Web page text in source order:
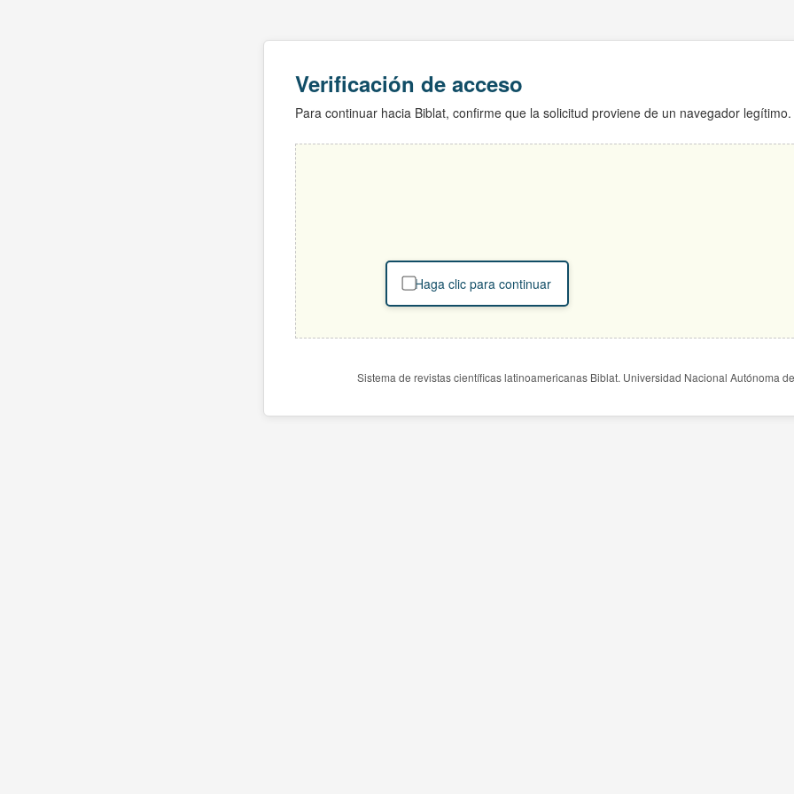
Verificación de acceso
Para continuar hacia Biblat, confirme que la solicitud proviene de un navegador legítimo.
Haga clic para continuar
Sistema de revistas científicas latinoamericanas Biblat. Universidad Nacional Autónoma